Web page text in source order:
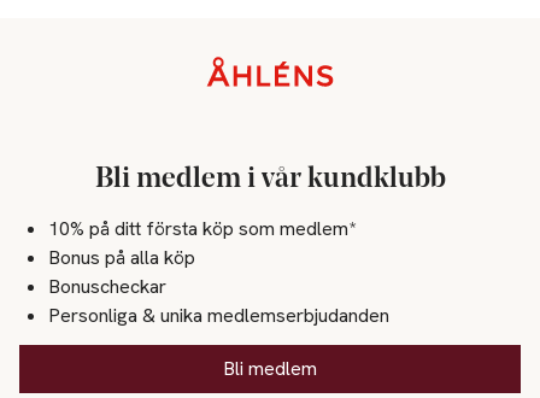
Bli medlem i vår kundklubb
10% på ditt första köp som medlem*
Bonus på alla köp
Bonuscheckar
Personliga & unika medlemserbjudanden
Bli medlem